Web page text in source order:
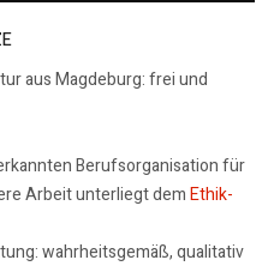
aus Magdeburg: frei und
Berufsorganisation für
Arbeit unterliegt demEthik-
wahrheitsgemäß, qualitativ